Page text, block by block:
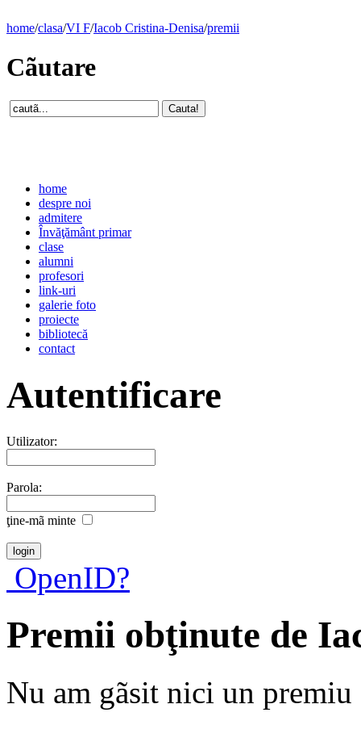
home/clasa/VI F/Iacob Cristina-Denisa/premii
Cãutare
home
despre noi
admitere
Învăţământ primar
clase
alumni
profesori
link-uri
galerie foto
proiecte
bibliotecă
contact
Autentificare
Utilizator:
Parola:
ţine-mã minte
OpenID?
Premii obţinute de
Nu am gãsit nici un premiu